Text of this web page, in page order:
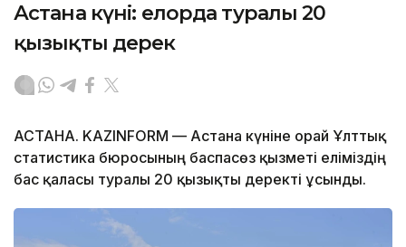
Астана күні: елорда туралы 20
қызықты дерек
АСТАНА. KAZINFORM — Астана күніне орай Ұлттық
статистика бюросының баспасөз қызметі еліміздің
бас қаласы туралы 20 қызықты деректі ұсынды.